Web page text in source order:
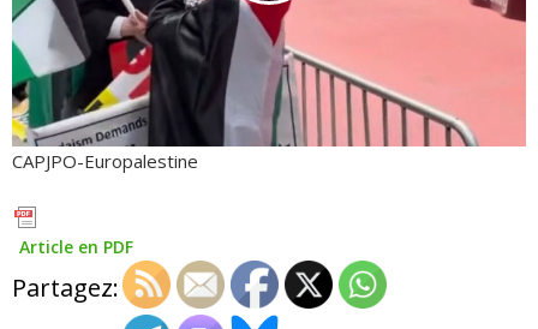
CAPJPO-Europalestine
Article en PDF
Partagez: